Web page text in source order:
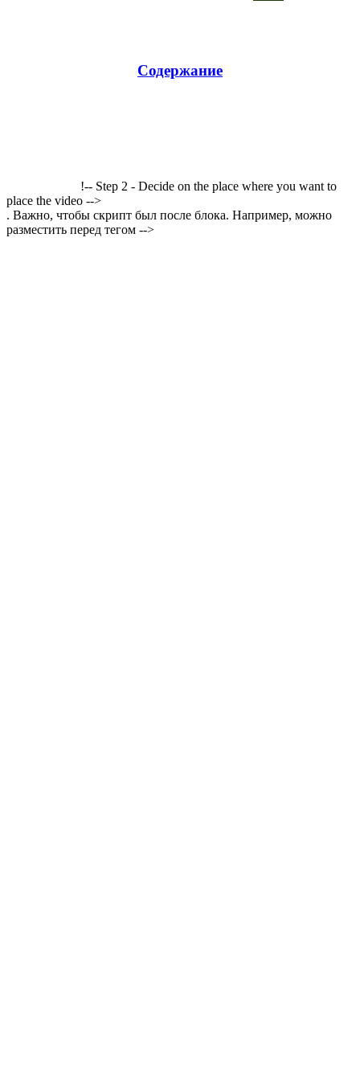
Содержание
!-- Step 2 - Decide on the place where you want to
place the video -->
. Важно, чтобы скрипт был после блока. Например, можно
разместить перед тегом -->